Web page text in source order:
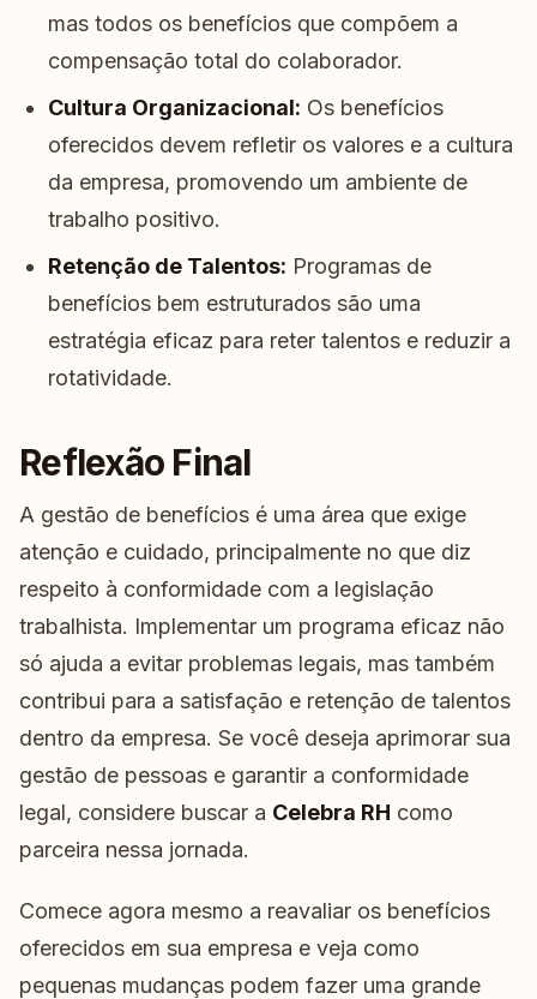
mas todos os benefícios que compõem a
compensação total do colaborador.
Cultura Organizacional: Os benefícios
oferecidos devem refletir os valores e a cultura
da empresa, promovendo um ambiente de
trabalho positivo.
Retenção de Talentos: Programas de
benefícios bem estruturados são uma
estratégia eficaz para reter talentos e reduzir a
rotatividade.
Reflexão Final
A gestão de benefícios é uma área que exige
atenção e cuidado, principalmente no que diz
respeito à conformidade com a legislação
trabalhista. Implementar um programa eficaz não
só ajuda a evitar problemas legais, mas também
contribui para a satisfação e retenção de talentos
dentro da empresa. Se você deseja aprimorar sua
gestão de pessoas e garantir a conformidade
legal, considere buscar a Celebra RH como
parceira nessa jornada.
Comece agora mesmo a reavaliar os benefícios
oferecidos em sua empresa e veja como
pequenas mudanças podem fazer uma grande